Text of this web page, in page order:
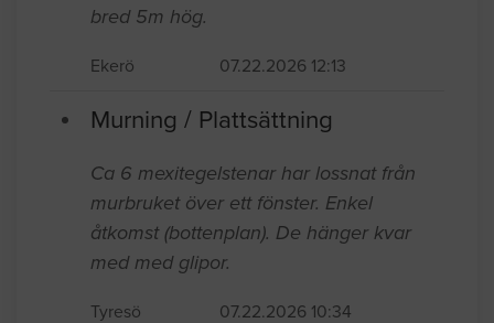
bred 5m hög.
Ekerö 07.22.2026 12:13
Murning / Plattsättning
Ca 6 mexitegelstenar har lossnat från
murbruket över ett fönster. Enkel
åtkomst (bottenplan). De hänger kvar
med med glipor.
Tyresö 07.22.2026 10:34